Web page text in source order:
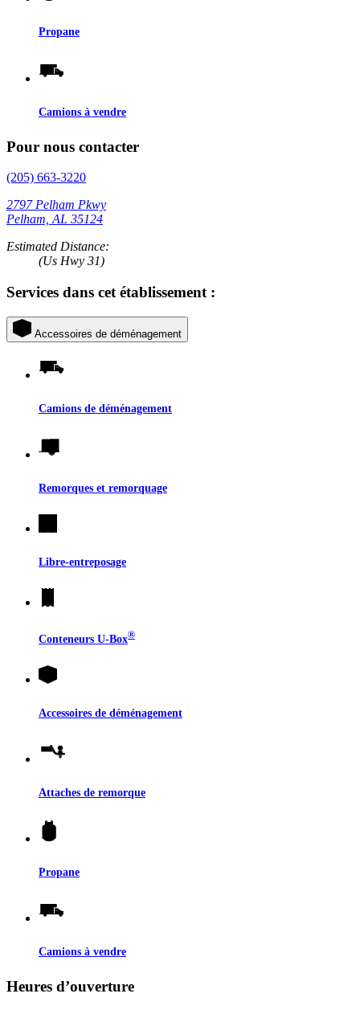
Propane
Camions à vendre
Pour nous contacter
(205) 663-3220
2797 Pelham Pkwy
Pelham, AL 35124
Estimated Distance:
(Us Hwy 31)
Services dans cet établissement :
Accessoires de déménagement
Camions de déménagement
Remorques et remorquage
Libre-entreposage
Conteneurs U-Box®
Accessoires de déménagement
Attaches de remorque
Propane
Camions à vendre
Heures d’ouverture